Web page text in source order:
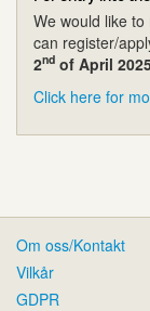
We would like
can register/
2nd of April
Click here for
Om oss/Kontakt
Vilkår
GDPR